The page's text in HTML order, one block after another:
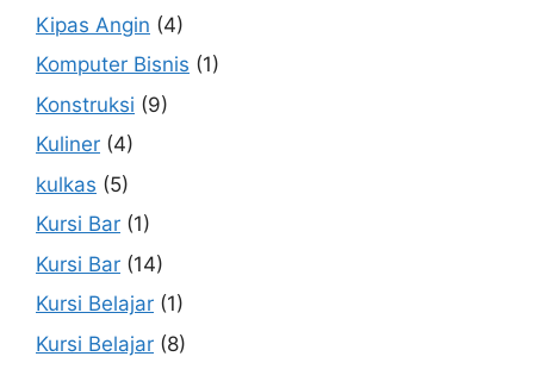
Kipas Angin (4)
Komputer Bisnis (1)
Konstruksi (9)
Kuliner (4)
kulkas (5)
Kursi Bar (1)
Kursi Bar (14)
Kursi Belajar (1)
Kursi Belajar (8)